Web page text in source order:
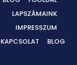
LAPSZÁMAINK
IMPRESSZUM
KAPCSOLAT
BLOG